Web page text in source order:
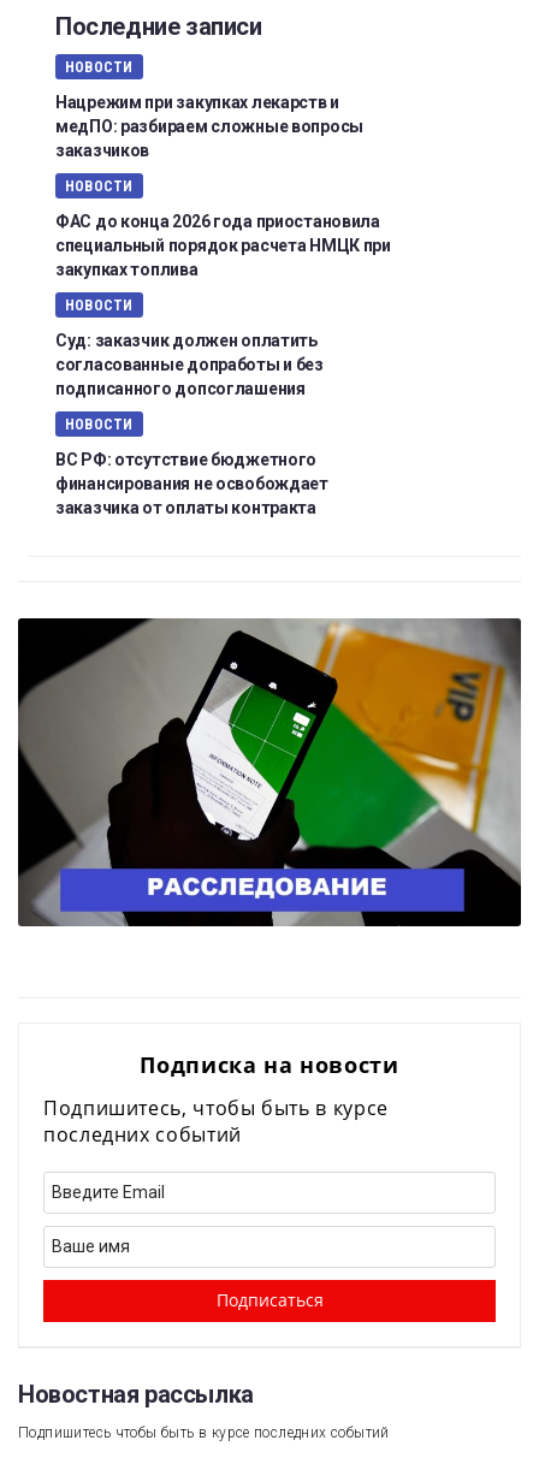
Последние записи
НОВОСТИ
Нацрежим при закупках лекарств и
медПО: разбираем сложные вопросы
заказчиков
НОВОСТИ
ФАС до конца 2026 года приостановила
специальный порядок расчета НМЦК при
закупках топлива
НОВОСТИ
Суд: заказчик должен оплатить
согласованные допработы и без
подписанного допсоглашения
НОВОСТИ
ВС РФ: отсутствие бюджетного
финансирования не освобождает
заказчика от оплаты контракта
Подписка на новости
Подпишитесь, чтобы быть в курсе
последних событий
Новостная рассылка​
Подпишитесь чтобы быть в курсе последних событий